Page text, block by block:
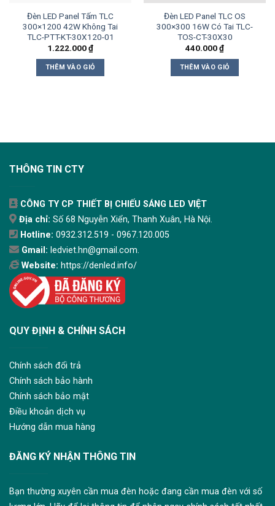
Đèn LED Panel Tấm TLC
300×1200 42W Không Tai
TLC-PTT-KT-30X120-01
1.222.000₫
THÊM VÀO GIỎ
Đèn LED Panel TLC OS
300×300 16W Có Tai TLC-
TOS-CT-30X30
440.000₫
THÊM VÀO GIỎ
THÔNG TIN CTY
CÔNG TY CP THIẾT BỊ CHIẾU SÁNG LED VIỆT
Địa chỉ: Số 68 Nguyễn Xiển, Thanh Xuân, Hà Nội.
Hotline: 0932.312.519 - 0967.120.005
Gmail: ledviet.hn@gmail.com.
Website: https://denled.info/
QUY ĐỊNH & CHÍNH SÁCH
Chính sách đổi trả
Chính sách bảo hành
Chính sách bảo mật
Điều khoản dịch vụ
Hướng dẫn mua hàng
ĐĂNG KÝ NHẬN THÔNG TIN
Bạn thường xuyên cần mua đèn hoặc đang cần mua đèn với số